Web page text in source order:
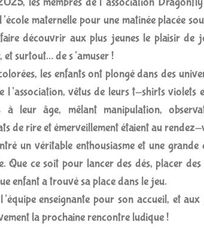
maternelle pour une matinée placée
découvrir aux plus jeunes le plaisir de
et surtout… de s’amuser !
les enfants ont plongé dans des
l’association, vêtus de leurs t-shirts violets
leur âge, mêlant manipulation,
de rire et émerveillement étaient au rendez-
un véritable enthousiasme et une
Que ce soit pour lancer des dés, placer
enfant a trouvé sa place dans le jeu.
enseignante pour son accueil, et
la prochaine rencontre ludique !